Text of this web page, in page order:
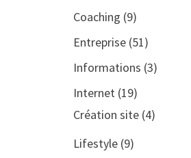
Coaching (9)
Entreprise(51)
Informations (3)
Internet(19)
Création site(4)
Lifestyle(9)